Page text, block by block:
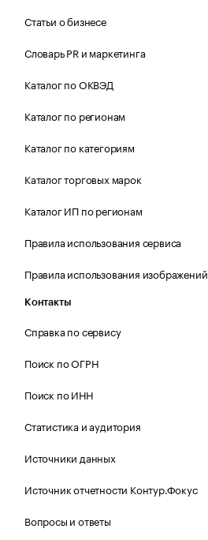
Статьи о бизнесе
Словарь PR и маркетинга
Каталог по ОКВЭД
Каталог по регионам
Каталог по категориям
Каталог торговых марок
Каталог ИП по регионам
Правила использования сервиса
Правила использования изображений
Контакты
Справка по сервису
Поиск по ОГРН
Поиск по ИНН
Статистика и аудитория
Источники данных
Источник отчетности Контур.Фокус
Вопросы и ответы